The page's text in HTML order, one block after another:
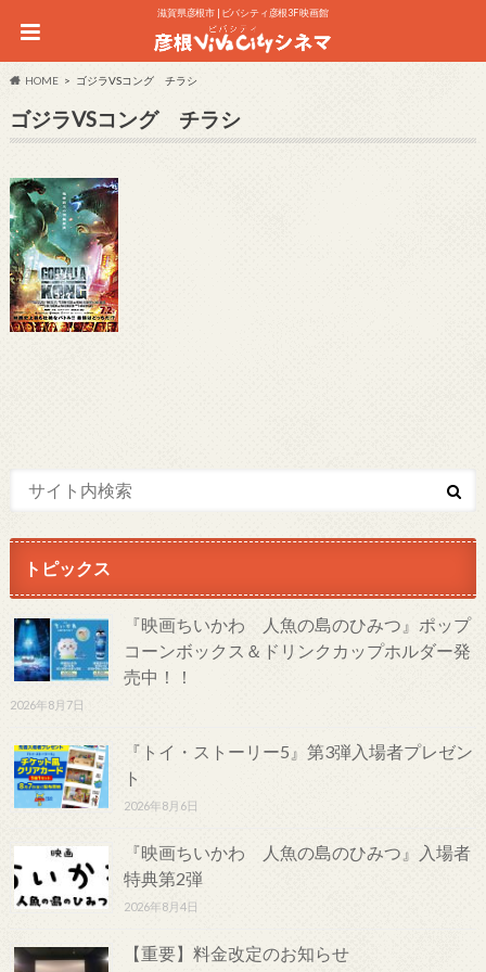
滋賀県彦根市 | ビバシティ彦根3F 映画館
HOME ゴジラVSコング チラシ
ゴジラVSコング チラシ
トピックス
『映画ちいかわ 人魚の島のひみつ』ポップ
コーンボックス＆ドリンクカップホルダー発
売中！！
2026年8月7日
『トイ・ストーリー5』第3弾入場者プレゼン
ト
2026年8月6日
『映画ちいかわ 人魚の島のひみつ』入場者
特典第2弾
2026年8月4日
【重要】料金改定のお知らせ